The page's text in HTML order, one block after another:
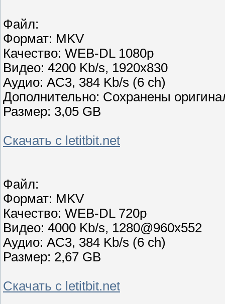
Файл:
Формат: MKV
Качество: WEB-DL 1080p
Видео: 4200 Kb/s, 1920x830
Аудио: AC3, 384 Kb/s (6 ch)
Дополнительно: Сохранены
Размер: 3,05 GB
Скачать с letitbit.net
Файл:
Формат: MKV
Качество: WEB-DL 720p
Видео: 4000 Kb/s, 1280@960x552
Аудио: AC3, 384 Kb/s (6 ch)
Размер: 2,67 GB
Скачать с letitbit.net